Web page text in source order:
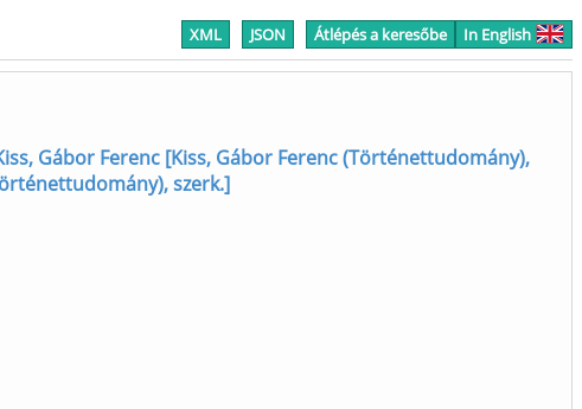
XML JSON Átlépés a keresőbe In English
Gábor Ferenc [Kiss, Gábor Ferenc (Történettudomány),
szerk.]